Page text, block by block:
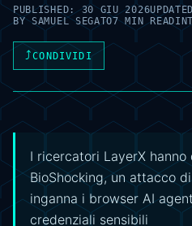
PUBLISHED:30 GIU 2026
BYSAMUEL SEGATO7 MIN READ
⤴CONDIVIDI
I ricercatori LayerX
BioShocking, un attacco
inganna i browser AI
credenziali sensibili